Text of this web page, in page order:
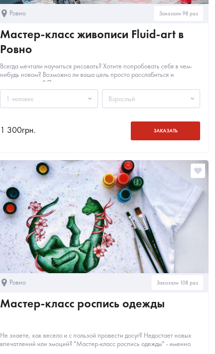
Ровно Заказали 98 раз
Мастер-класс живописи Fluid-art в
Ровно
Всегда мечтали научиться рисовать? Хотите попробовать себя в чем-
нибудь новом? Возможно ли ваша цель просто расслабиться и
переключиться? Приходите на...
1 человек
Взрослый
1 300грн. ЗАКАЗАТЬ
Ровно Заказали 108 раз
Мастер-класс роспись одежды
Не знаете, как весело и с пользой провести досуг? Недостает новых
впечатлений или эмоций? "Мастер-класс роспись одежды" - именно